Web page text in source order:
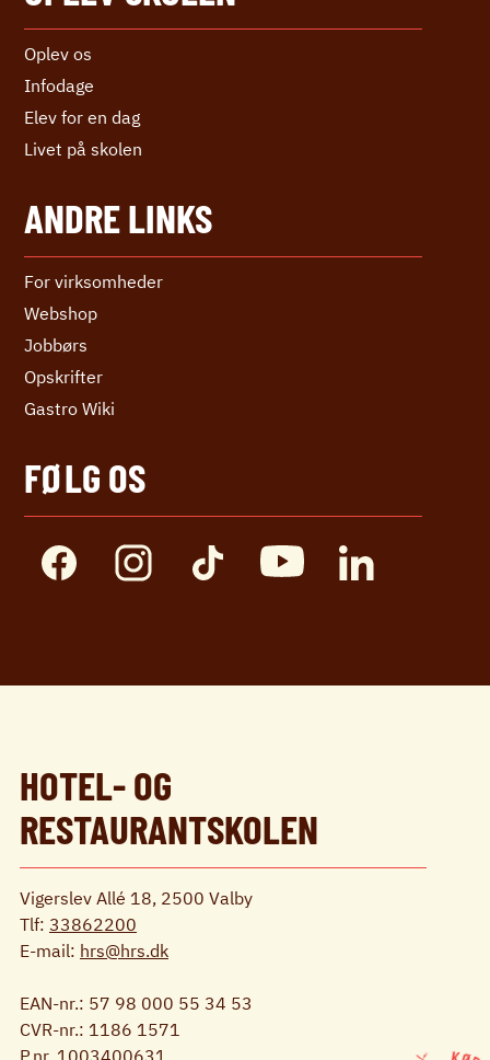
Oplev os
Infodage
Elev for en dag
Livet på skolen
ANDRE LINKS
For virksomheder
Webshop
Jobbørs
Opskrifter
Gastro Wiki
FØLG OS
HOTEL- OG
RESTAURANTSKOLEN
Vigerslev Allé 18, 2500 Valby
Tlf: 33862200
E-mail: hrs@hrs.dk
EAN-nr.: 57 98 000 55 34 53
CVR-nr.: 1186 1571